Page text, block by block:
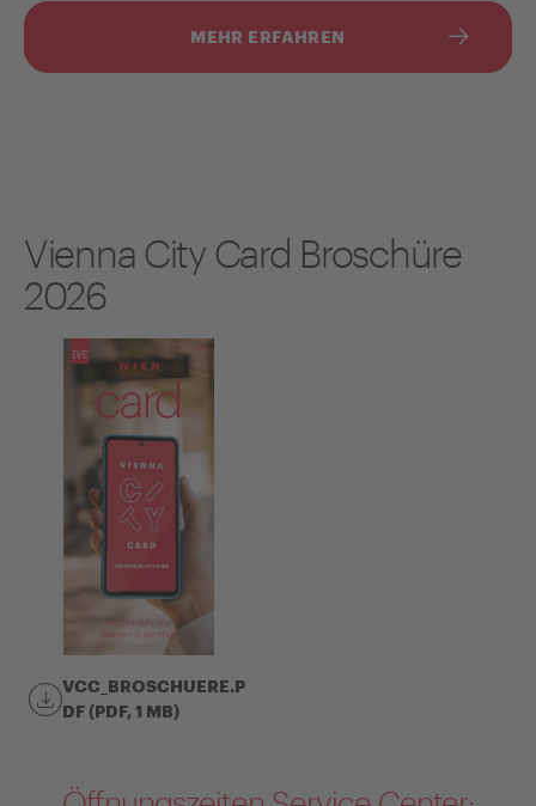
MEHR ERFAHREN
Vienna City Card Broschüre
2026
VCC_BROSCHUERE.P
DF (PDF, 1 MB)